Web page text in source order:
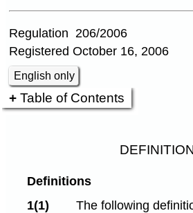
Regulation 206/2006
Registered October 16, 2006
English only
Table of Contents
Definitions
1(1)
The following